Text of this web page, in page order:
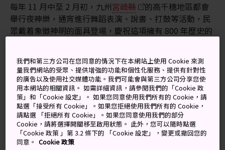
每年 11 月中至 2 月初，九州宮崎縣
的高千穗地區都會
舉行夜神樂，通宵進行舞蹈表演、說書、打鼓等活動，民
眾戴着象徵神明的面具登場，慶祝這項擁有 800 年歷史的
萬勿錯過
由 11 月延續到翌年 2 月的通宵表演
漫遊村莊，和村民一同暢飲清酒和燒酒
我們和第三方公司在您同意的情況下在本網站上使用 Cookie 來測
量我們網站的受眾、提供增強的功能和個性化服務、提供有針對性
的廣告以及使用社交媒體功能。我們可能會與第三方公司分享您使
用本網站的相關資訊。 如需詳細資訊，請參閱我們的「Cookie 政
策」和「Cookie 設定」。 如果您同意使用我們所有的 Cookie，請
點選「接受所有 Cookie」。如果您拒絕使用我們所有的 Cookie，
請點選 「拒絕所有 Cookie」。如果您同意使用我們的部分
Cookie，請將選擇開關移至啟用狀態。 此外，您可以隨時點選
「Cookie 政策 」第 3.2 條下的 「Cookie 設定」，變更或撤回您的
同意。 Cookie 政策